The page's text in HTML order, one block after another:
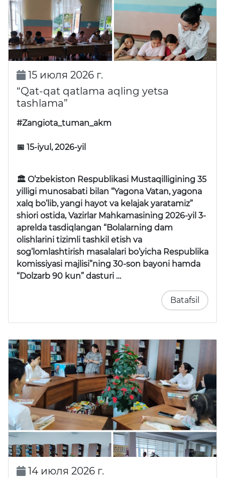
15 июля 2026 г.
“Qat-qat qatlama aqling yetsa
tashlama”
#Zangiota_tuman_akm
📅 15-iyul, 2026-yil
🏛 O’zbekiston Respublikasi Mustaqilligining 35
yilligi munosabati bilan “Yagona Vatan, yagona
xalq bo’lib, yangi hayot va kelajak yaratamiz”
shiori ostida, Vazirlar Mahkamasining 2026-yil 3-
aprelda tasdiqlangan “Bolalarning dam
olishlarini tizimli tashkil etish va
sog’lomlashtirish masalalari bo’yicha Respublika
komissiyasi majlisi”ning 30-son bayoni hamda
“Dolzarb 90 kun” dasturi …
Batafsil
14 июля 2026 г.